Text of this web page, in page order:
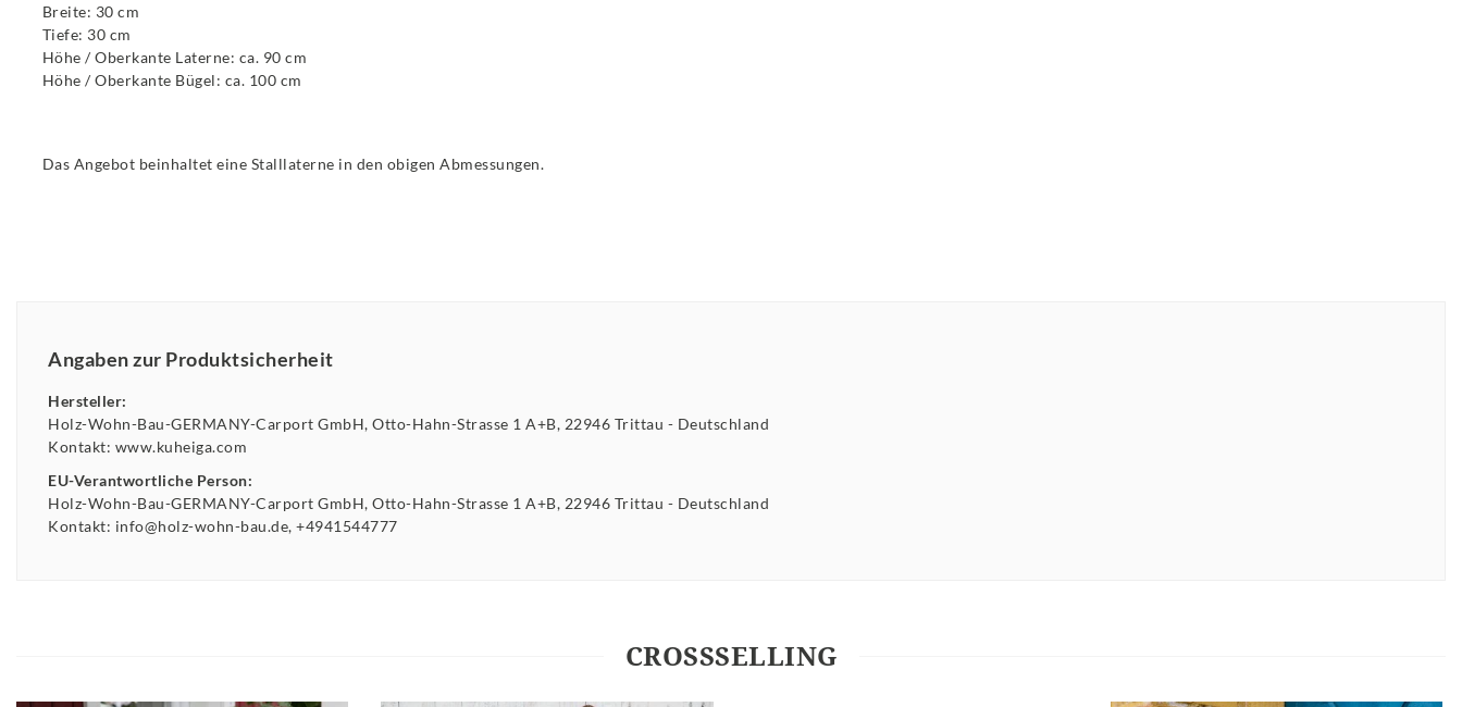
Breite: 30 cm
Tiefe: 30 cm
Höhe / Oberkante Laterne: ca. 90 cm
Höhe / Oberkante Bügel: ca. 100 cm
Das Angebot beinhaltet eine Stalllaterne in den obigen Abmessungen.
Angaben zur Produktsicherheit
Hersteller:
Holz-Wohn-Bau-GERMANY-Carport GmbH Otto-Hahn-Strasse 1 A+B 22946 Trittau
Deutschland
Kontakt: www.kuheiga.com
EU-Verantwortliche Person:
Holz-Wohn-Bau-GERMANY-Carport GmbH Otto-Hahn-Strasse 1 A+B 22946 Trittau
Deutschland
Kontakt: info@holz-wohn-bau.de +4941544777
CROSSSELLING